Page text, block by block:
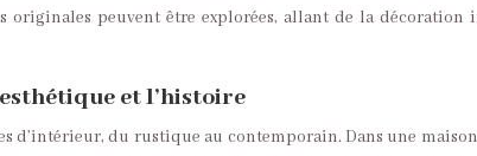
peuvent être explorées, allant de la décoration
et l’histoire
d’intérieur, du rustique au contemporain. Dans une